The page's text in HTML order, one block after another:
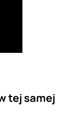
tej samej